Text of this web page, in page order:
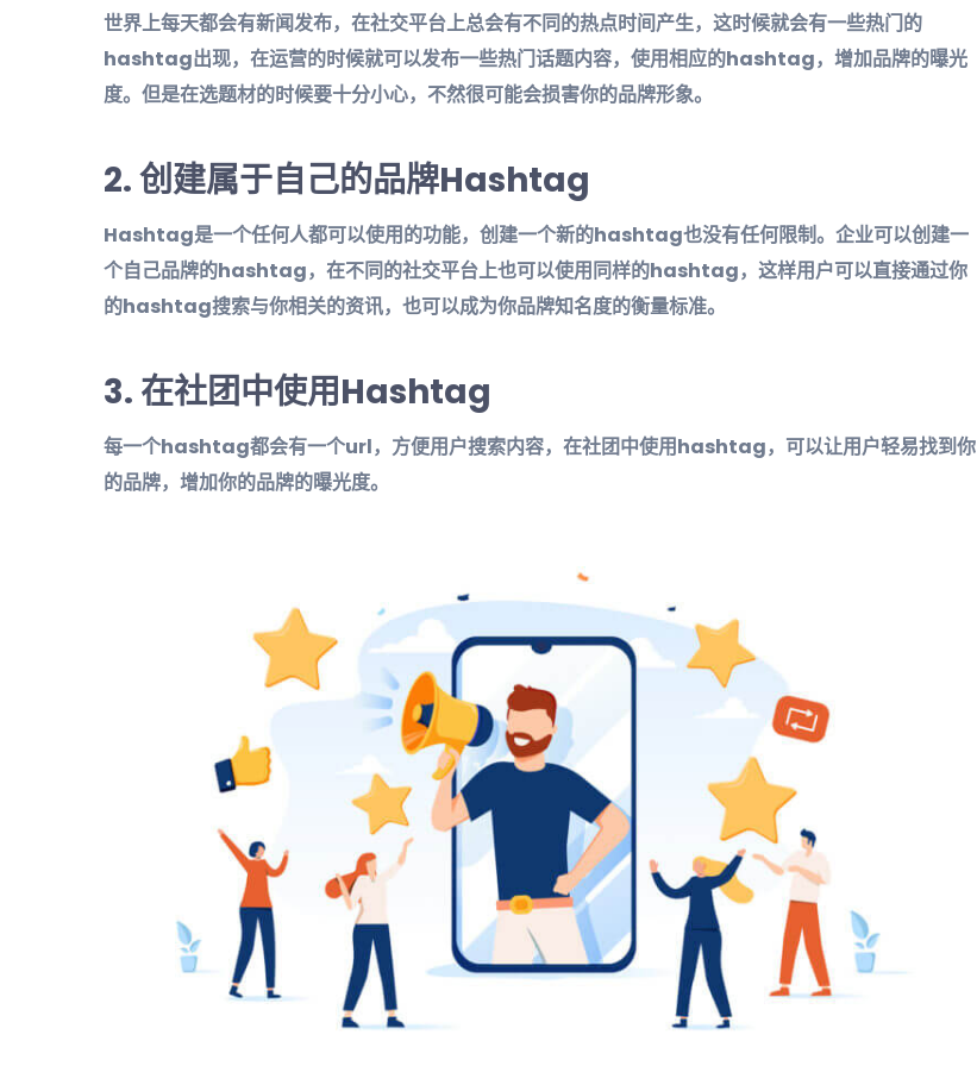
世界上每天都会有新闻发布，在社交平台上总会有不同的热点时间产生，这时候就会有一些热门的
hashtag出现，在运营的时候就可以发布一些热门话题内容，使用相应的hashtag，增加品牌的曝光
度。但是在选题材的时候要十分小心，不然很可能会损害你的品牌形象。
2.创建属于自己的品牌Hashtag
Hashtag是一个任何人都可以使用的功能，创建一个新的hashtag也没有任何限制。企业可以创建一
个自己品牌的hashtag，在不同的社交平台上也可以使用同样的hashtag，这样用户可以直接通过你
的hashtag搜索与你相关的资讯，也可以成为你品牌知名度的衡量标准。
3. 在社团中使用Hashtag
每一个hashtag都会有一个url，方便用户搜索内容，在社团中使用hashtag，可以让用户轻易找到你
的品牌，增加你的品牌的曝光度。